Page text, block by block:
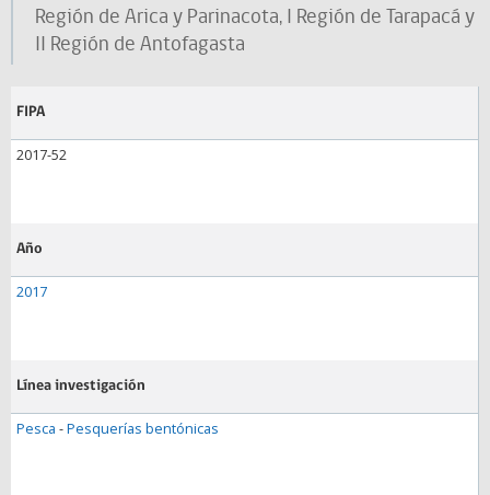
Región de Arica y Parinacota, I Región de Tarapacá y
II Región de Antofagasta
FIPA
2017-52
Año
2017
Línea investigación
Pesca -Pesquerías bentónicas